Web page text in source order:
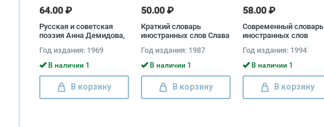
64.00 ₽
Русская и советская
поэзия Анна Демидова,
Год издания: 1969
В наличии 1
В корзину
50.00 ₽
Краткий словарь
иностранных слов Слава
Год издания: 1987
В наличии 1
В корзину
58.00 ₽
Современный словарь
иностранных слов
Год издания: 1994
В наличии 1
В корзину